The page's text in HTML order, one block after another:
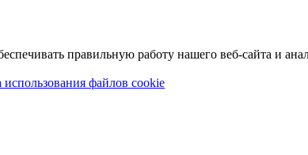
правильную работу нашего веб-сайта и
файлов cookie